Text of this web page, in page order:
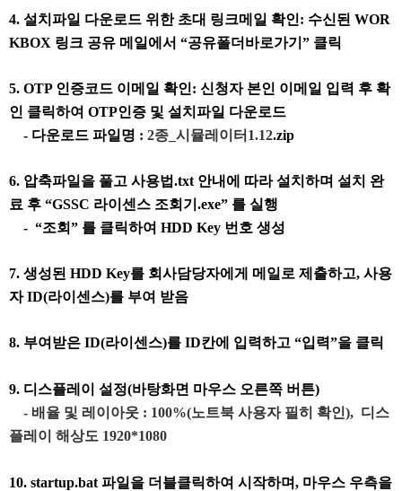
4. 설치파일 다운로드 위한 초대 링크메일 확인: 수신된 WOR
KBOX 링크 공유 메일에서 “공유폴더바로가기” 클릭
5. OTP 인증코드 이메일 확인: 신청자 본인 이메일 입력 후 확
인 클릭하여 OTP인증 및 설치파일 다운로드
- 다운로드 파일명 : 2종_시뮬레이터1.12.zip
6. 압축파일을 풀고 사용법.txt 안내에 따라 설치하며 설치 완
료 후 “GSSC 라이센스 조회기.exe” 를 실행
- “조회” 를 클릭하여 HDD Key 번호 생성
7. 생성된 HDD Key를 회사담당자에게 메일로 제출하고, 사용
자 ID(라이센스)를 부여 받음
8. 부여받은 ID(라이센스)를 ID칸에 입력하고 “입력”을 클릭
9. 디스플레이 설정(바탕화면 마우스 오른쪽 버튼)
- 배율 및 레이아웃 : 100%(노트북 사용자 필히 확인), 디스
플레이 해상도 1920*1080
10. startup.bat 파일을 더블클릭하여 시작하며, 마우스 우측을